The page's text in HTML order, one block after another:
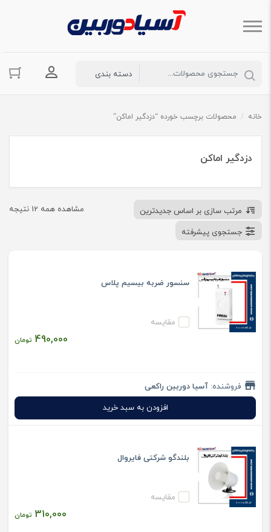
ورود به
خانه / محصولات برچسب خورده “دزدگیر اماکن”
دزدگیر اماکن
مشاهده همه 12 نتیجه
مرتب سازی بر اساس جدیدترین
جستجوی پیشرفته
سنسور ضربه بیسیم پلاس
مقایسه
490,000 تومان
فروشنده: آسیا دوربین راکعی
افزودن به سبد خرید
بلندگو شرکتی فایروال
مقایسه
310,000 تومان